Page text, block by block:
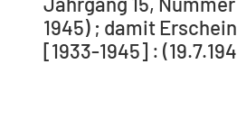
1945) ; damit
[1933-1945] :